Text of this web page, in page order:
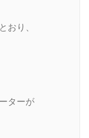
おり、
ターが